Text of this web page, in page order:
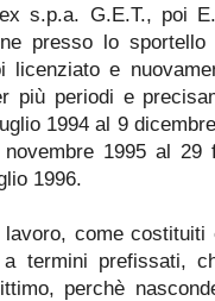
s.p.a. G.E.T., poi
presso lo
licenziato e
più periodi e
1994 al 9
1995 al
1996.
come
termini prefissati,
perchè